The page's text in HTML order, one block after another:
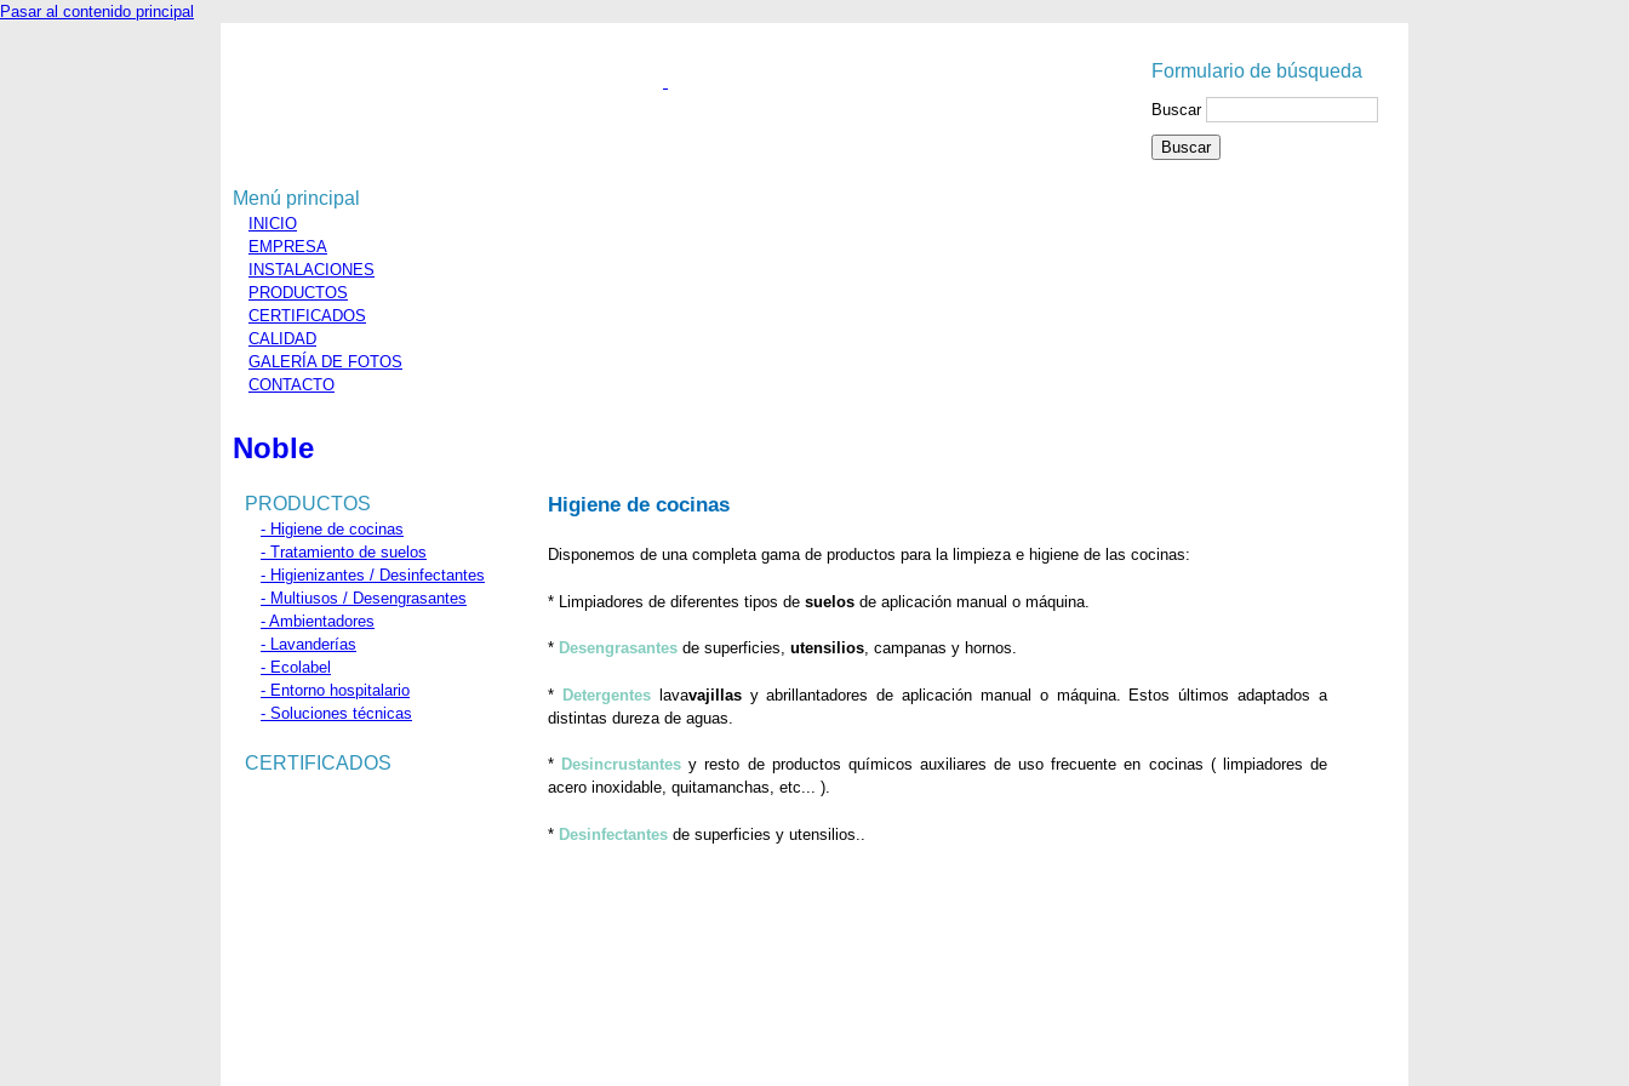
Pasar al contenido principal
Formulario de búsqueda
Buscar
Menú principal
INICIO
EMPRESA
INSTALACIONES
PRODUCTOS
CERTIFICADOS
CALIDAD
GALERÍA DE FOTOS
CONTACTO
Noble
Higiene de cocinas
Disponemos de una completa gama de productos para la limpieza e higiene de las cocinas:
* Limpiadores de diferentes tipos de suelos de aplicación manual o máquina.
* Desengrasantes de superficies, utensilios, campanas y hornos.
* Detergenteslavavajillasy abrillantadores de aplicación manual o máquina. Estos últimos adaptados a
distintas dureza de aguas.
* Desincrustantes y resto de productos químicos auxiliares de uso frecuente en cocinas ( limpiadores de
acero inoxidable, quitamanchas, etc... ).
* Desinfectantes de superficies y utensilios..
PRODUCTOS
- Higiene de cocinas
- Tratamiento de suelos
- Higienizantes / Desinfectantes
- Multiusos / Desengrasantes
- Ambientadores
- Lavanderías
- Ecolabel
- Entorno hospitalario
- Soluciones técnicas
CERTIFICADOS